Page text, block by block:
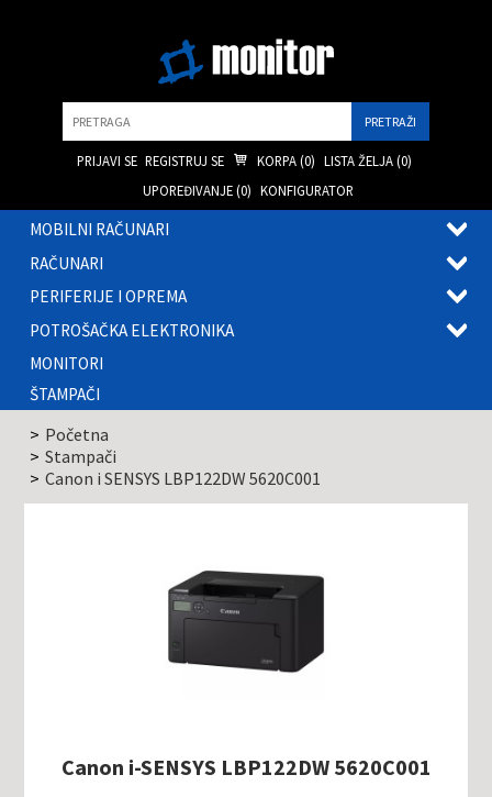
PRIJAVI SE REGISTRUJ SE KORPA (0) LISTA ŽELJA (0)
UPOREĐIVANJE (0) KONFIGURATOR
MOBILNI RAČUNARI
RAČUNARI
PERIFERIJE I OPREMA
POTROŠAČKA ELEKTRONIKA
MONITORI
ŠTAMPAČI
Početna
Stampači
Canon i SENSYS LBP122DW 5620C001
Canon i-SENSYS LBP122DW 5620C001